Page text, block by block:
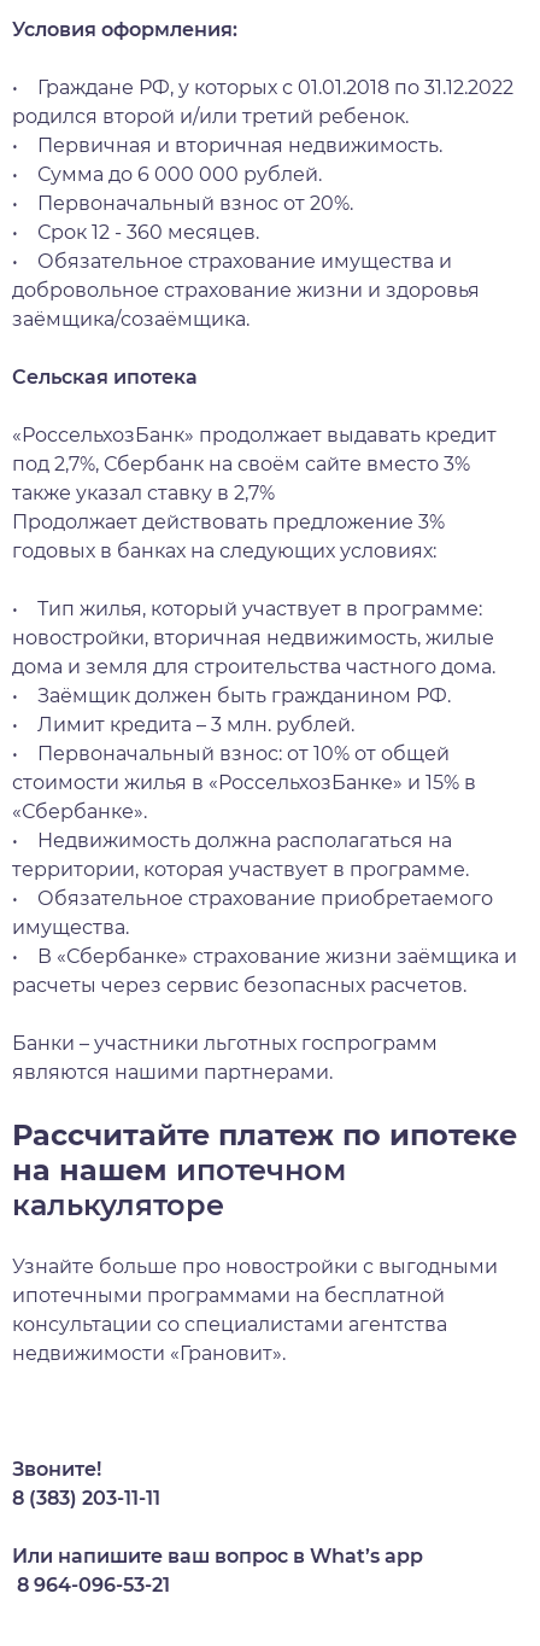
Условия оформления:
• Граждане РФ, у которых с 01.01.2018 по 31.12.2022
родился второй и/или третий ребенок.
• Первичная и вторичная недвижимость.
• Сумма до 6 000 000 рублей.
• Первоначальный взнос от 20%.
• Срок 12 - 360 месяцев.
• Обязательное страхование имущества и
добровольное страхование жизни и здоровья
заёмщика/созаёмщика.
Сельская ипотека
«РоссельхозБанк» продолжает выдавать кредит
под 2,7%, Сбербанк на своём сайте вместо 3%
также указал ставку в 2,7%
Продолжает действовать предложение 3%
годовых в банках на следующих условиях:
• Тип жилья, который участвует в программе:
новостройки, вторичная недвижимость, жилые
дома и земля для строительства частного дома.
• Заёмщик должен быть гражданином РФ.
• Лимит кредита – 3 млн. рублей.
• Первоначальный взнос: от 10% от общей
стоимости жилья в «РоссельхозБанке» и 15% в
«Сбербанке».
• Недвижимость должна располагаться на
территории, которая участвует в программе.
• Обязательное страхование приобретаемого
имущества.
• В «Сбербанке» страхование жизни заёмщика и
расчеты через сервис безопасных расчетов.
Банки – участники льготных госпрограмм
являются нашими партнерами.
Рассчитайте платеж по ипотеке
на нашем ипотечном
калькуляторе
Узнайте больше про новостройки с выгодными
ипотечными программами на бесплатной
консультации со специалистами агентства
недвижимости «Грановит».
Звоните!
8 (383) 203-11-11
Или напишите ваш вопрос в What’s app
8 964-096-53-21